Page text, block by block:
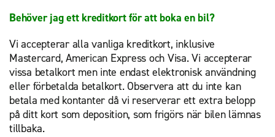
Behöver jag ett kreditkort för att boka en bil?
Vi accepterar alla vanliga kreditkort, inklusive
Mastercard, American Express och Visa. Vi accepterar
vissa betalkort men inte endast elektronisk användning
eller förbetalda betalkort. Observera att du inte kan
betala med kontanter då vi reserverar ett extra belopp
på ditt kort som deposition, som frigörs när bilen lämnas
tillbaka.